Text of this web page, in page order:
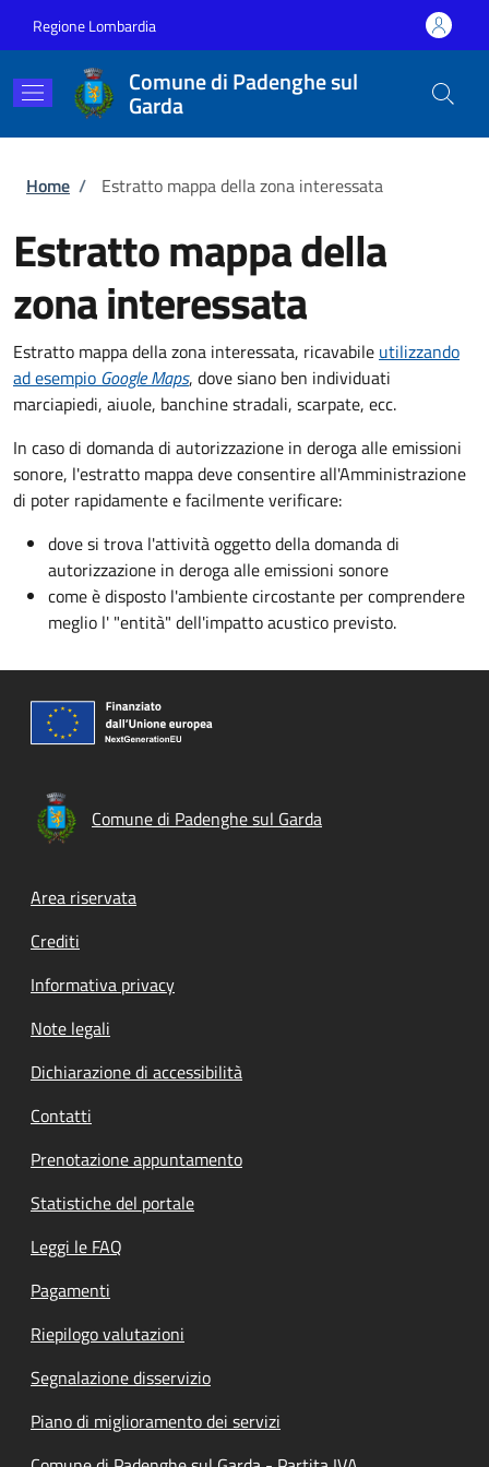
Regione Lombardia
Comune di Padenghe sul
Garda
Briciole di pane
Home / Estratto mappa della zona interessata
Estratto mappa della
zona interessata
Estratto mappa della zona interessata, ricavabile utilizzando
ad esempio Google Maps, dove siano ben individuati
marciapiedi, aiuole, banchine stradali, scarpate, ecc.
In caso di domanda di autorizzazione in deroga alle emissioni
sonore, l'estratto mappa deve consentire all'Amministrazione
di poter rapidamente e facilmente verificare:
dove si trova l'attività oggetto della domanda di
autorizzazione in deroga alle emissioni sonore
come è disposto l'ambiente circostante per comprendere
meglio l' "entità" dell'impatto acustico previsto.
Comune di Padenghe sul Garda
Footer menu
Area riservata
Crediti
Informativa privacy
Note legali
Dichiarazione di accessibilità
Contatti
Prenotazione appuntamento
Statistiche del portale
Leggi le FAQ
Pagamenti
Riepilogo valutazioni
Segnalazione disservizio
Piano di miglioramento dei servizi